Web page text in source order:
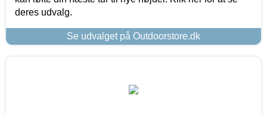
deres udvalg.
Se udvalget på Outdoorstore.dk